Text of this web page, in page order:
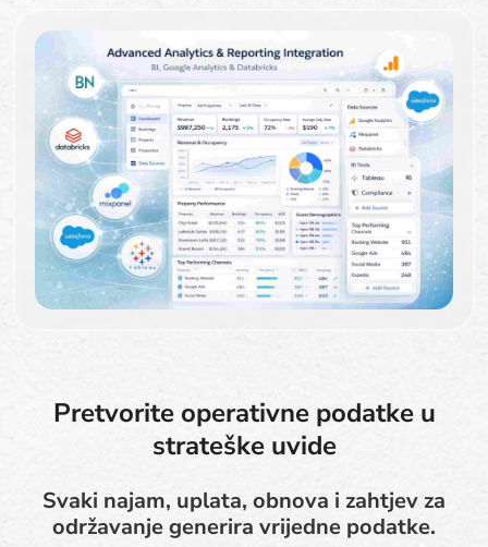
Pretvorite operativne podatke u
strateške uvide
Svaki najam, uplata, obnova i zahtjev za
održavanje generira vrijedne podatke.